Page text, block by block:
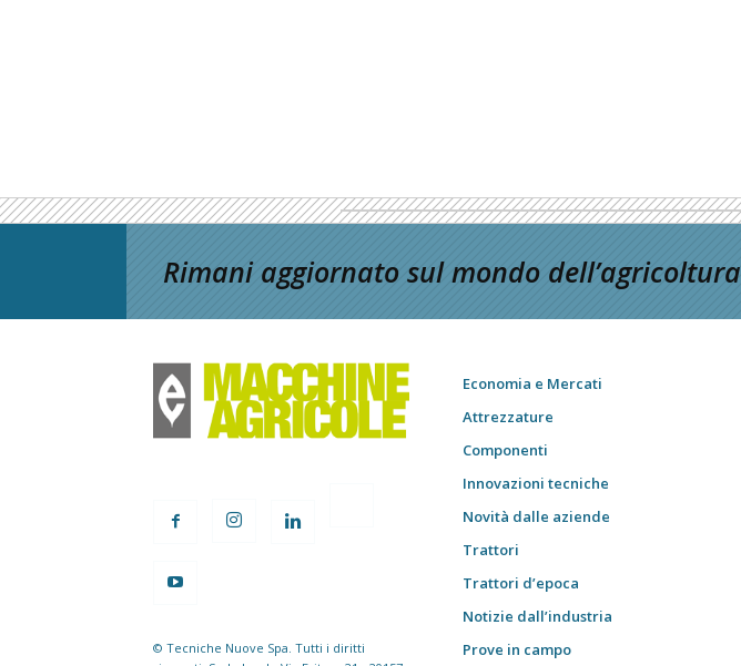
Rimani aggiornato sul mondo dell’agricoltura
© Tecniche Nuove Spa. Tutti i diritti
Economia e Mercati
Attrezzature
Componenti
Innovazioni tecniche
Novità dalle aziende
Trattori
Trattori d’epoca
Notizie dall’industria
Prove in campo